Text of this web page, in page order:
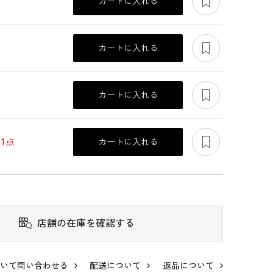
カートに入れる
カートに入れる
点 カートに入れる
店舗の在庫を確認する
て問い合わせる 配送について 返品について